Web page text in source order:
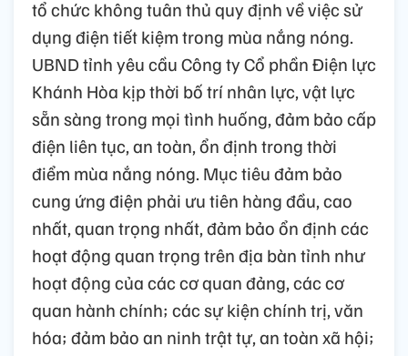
tổ chức không tuân thủ quy định về việc sử
dụng điện tiết kiệm trong mùa nắng nóng.
UBND tỉnh yêu cầu Công ty Cổ phần Điện lực
Khánh Hòa kịp thời bố trí nhân lực, vật lực
sẵn sàng trong mọi tình huống, đảm bảo cấp
điện liên tục, an toàn, ổn định trong thời
điểm mùa nắng nóng. Mục tiêu đảm bảo
cung ứng điện phải ưu tiên hàng đầu, cao
nhất, quan trọng nhất, đảm bảo ổn định các
hoạt động quan trọng trên địa bàn tỉnh như
hoạt động của các cơ quan đảng, các cơ
quan hành chính; các sự kiện chính trị, văn
hóa; đảm bảo an ninh trật tự, an toàn xã hội;